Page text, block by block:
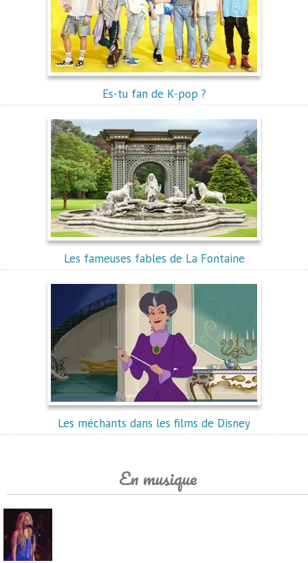
Es-tu fan de K-pop ?
Les fameuses fables de La Fontaine
Les méchants dans les films de Disney
En musique